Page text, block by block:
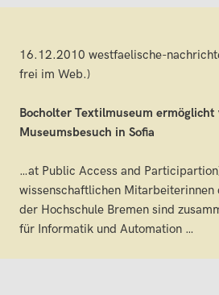
16.12.2010 westfaelische-
frei im Web.)
Bocholter Textilmuseum
Museumsbesuch in Sofia
…at Public Access and
wissenschaftlichen Mitarbeiterinnen
der Hochschule Bremen sind
für Informatik und Automation …